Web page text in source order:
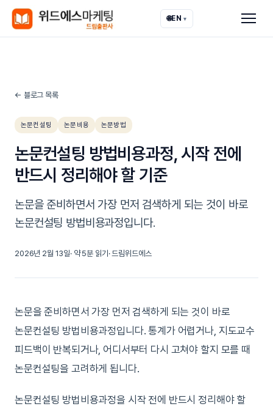
🌐EN ▾
← 블로그 목록
논문컨설팅 논문비용 논문방법
논문컨설팅 방법비용과정, 시작 전에
반드시 정리해야 할 기준
논문을 준비하면서 가장 먼저 검색하게 되는 것이 바로
논문컨설팅 방법비용과정입니다.
2026년 2월 13일· 약5분 읽기 ·드림위드에스
논문을 준비하면서 가장 먼저 검색하게 되는 것이 바로
논문컨설팅 방법비용과정입니다. 통계가 어렵거나, 지도교수
피드백이 반복되거나, 어디서부터 다시 고쳐야 할지 모를 때
논문컨설팅을 고려하게 됩니다.
논문컨설팅 방법비용과정을 시작 전에 반드시 정리해야 할